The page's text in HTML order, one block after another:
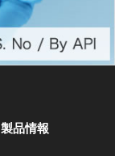
製品情報